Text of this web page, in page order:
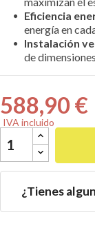
Eficiencia
energía en
Instalación
de
588,90 €
IVA incluido
¿Tienes